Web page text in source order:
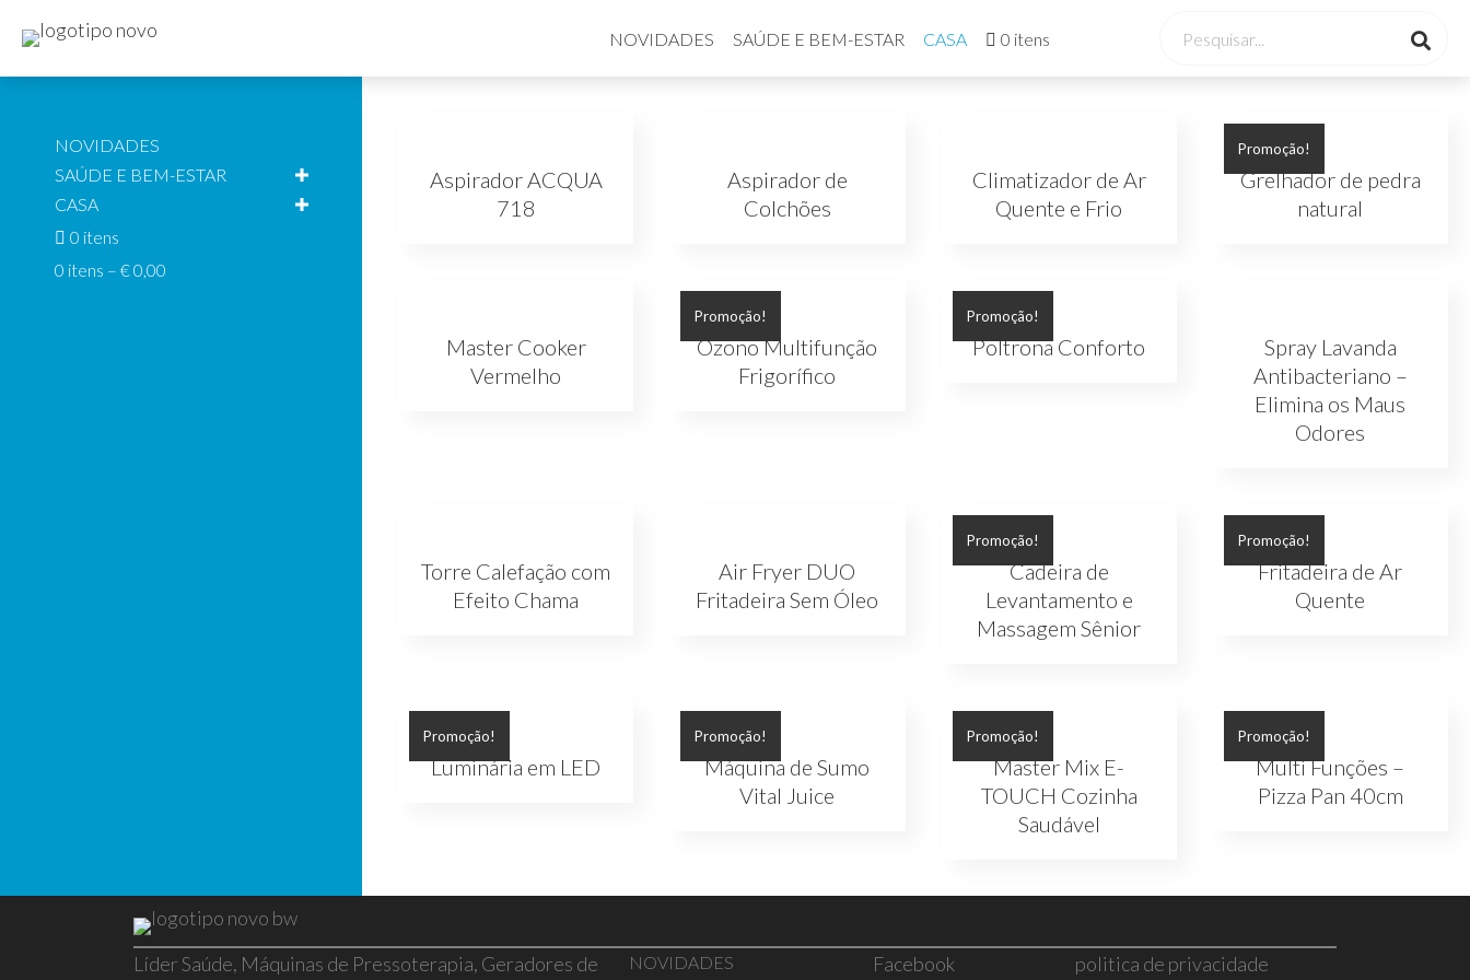
NOVIDADES SAÚDE E BEM-ESTAR CASA 0 itens
NOVIDADES
SAÚDE E BEM-ESTAR
CASA
0 itens
0 itens – €0,00
Aspirador ACQUA
718
Aspirador de
Colchões
Climatizador de Ar
Quente e Frio
Promoção!
Grelhador de pedra
natural
Master Cooker
Vermelho
Promoção!
Ozono Multifunção
Frigorífico
Promoção!
Poltrona Conforto
Spray Lavanda
Antibacteriano –
Elimina os Maus
Odores
Torre Calefação com
Efeito Chama
Air Fryer DUO
Fritadeira Sem Óleo
Promoção!
Cadeira de
Levantamento e
Massagem Sênior
Promoção!
Fritadeira de Ar
Quente
Promoção!
Luminária em LED
Promoção!
Máquina de Sumo
Vital Juice
Promoção!
Master Mix E-
TOUCH Cozinha
Saudável
Promoção!
Multi Funções –
Pizza Pan 40cm
Líder Saúde, Máquinas de Pressoterapia, Geradores de NOVIDADES Facebook politica de privacidade